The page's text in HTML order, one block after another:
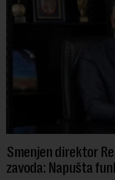
Smenjen direktor
zavoda: Napušta